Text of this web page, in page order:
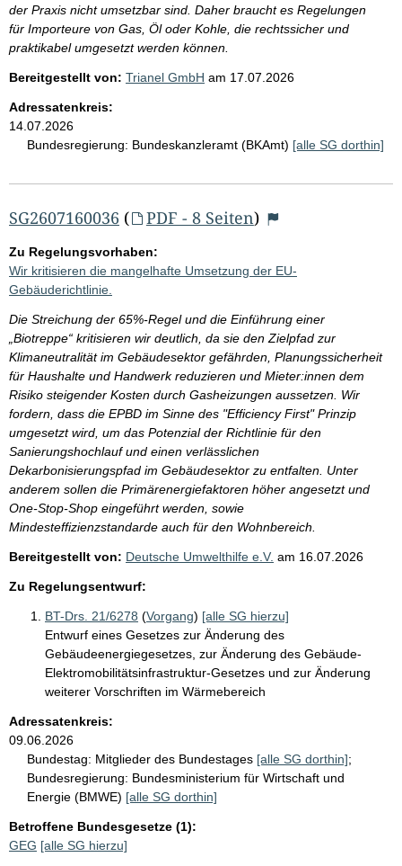
der Praxis nicht umsetzbar sind. Daher braucht es Regelungen
für Importeure von Gas, Öl oder Kohle, die rechtssicher und
praktikabel umgesetzt werden können.
Bereitgestellt von: Trianel GmbH am 17.07.2026
Adressatenkreis:
14.07.2026
Bundesregierung: Bundeskanzleramt (BKAmt) [alle SG dorthin]
SG2607160036 ( PDF - 8 Seiten)
Zu Regelungsvorhaben:
Wir kritisieren die mangelhafte Umsetzung der EU-
Gebäuderichtlinie.
Die Streichung der 65%-Regel und die Einführung einer
„Biotreppe“ kritisieren wir deutlich, da sie den Zielpfad zur
Klimaneutralität im Gebäudesektor gefährden, Planungssicherheit
für Haushalte und Handwerk reduzieren und Mieter:innen dem
Risiko steigender Kosten durch Gasheizungen aussetzen. Wir
fordern, dass die EPBD im Sinne des "Efficiency First" Prinzip
umgesetzt wird, um das Potenzial der Richtlinie für den
Sanierungshochlauf und einen verlässlichen
Dekarbonisierungspfad im Gebäudesektor zu entfalten. Unter
anderem sollen die Primärenergiefaktoren höher angesetzt und
One-Stop-Shop eingeführt werden, sowie
Mindesteffizienzstandarde auch für den Wohnbereich.
Bereitgestellt von: Deutsche Umwelthilfe e.V. am 16.07.2026
Zu Regelungsentwurf:
BT-Drs. 21/6278 (Vorgang) [alle SG hierzu]
Entwurf eines Gesetzes zur Änderung des
Gebäudeenergiegesetzes, zur Änderung des Gebäude-
Elektromobilitätsinfrastruktur-Gesetzes und zur Änderung
weiterer Vorschriften im Wärmebereich
Adressatenkreis:
09.06.2026
Bundestag: Mitglieder des Bundestages [alle SG dorthin];
Bundesregierung: Bundesministerium für Wirtschaft und
Energie (BMWE) [alle SG dorthin]
Betroffene Bundesgesetze (1):
GEG [alle SG hierzu]